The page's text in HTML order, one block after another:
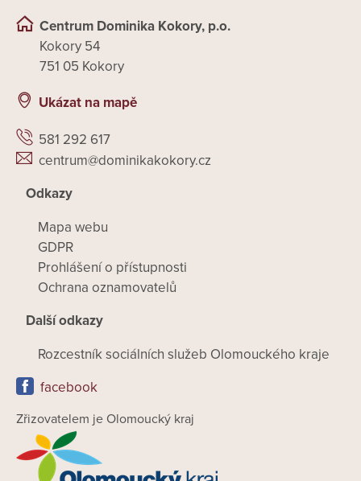
Centrum Dominika Kokory, p.o.
Kokory 54
751 05 Kokory
Ukázat na mapě
581 292 617
centrum@dominikakokory.cz
Odkazy
Mapa webu
GDPR
Prohlášení o přístupnosti
Ochrana oznamovatelů
Další odkazy
Rozcestník sociálních služeb Olomouckého kraje
facebook
Zřizovatelem je Olomoucký kraj